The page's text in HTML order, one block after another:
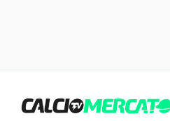
contenuto